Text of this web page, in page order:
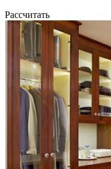
Рассчитать